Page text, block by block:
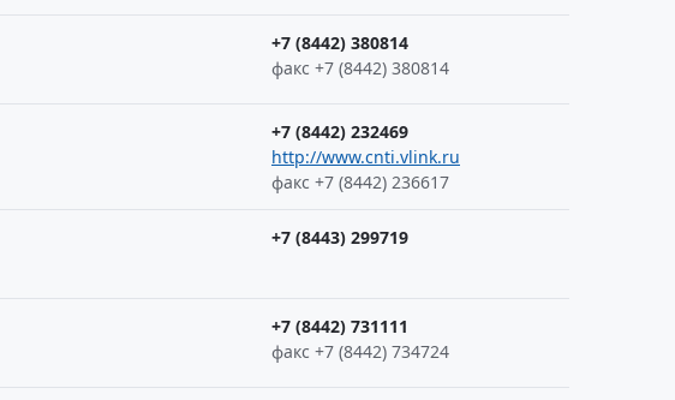
+7 (8442) 380814
факс +7 (8442) 380814
+7 (8442) 232469
http://www.cnti.vlink.ru
факс +7 (8442) 236617
+7 (8443) 299719
+7 (8442) 731111
факс +7 (8442) 734724